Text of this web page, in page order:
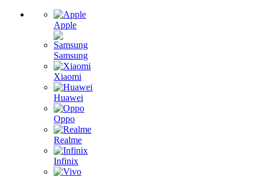
Apple
Samsung
Xiaomi
Huawei
Oppo
Realme
Infinix